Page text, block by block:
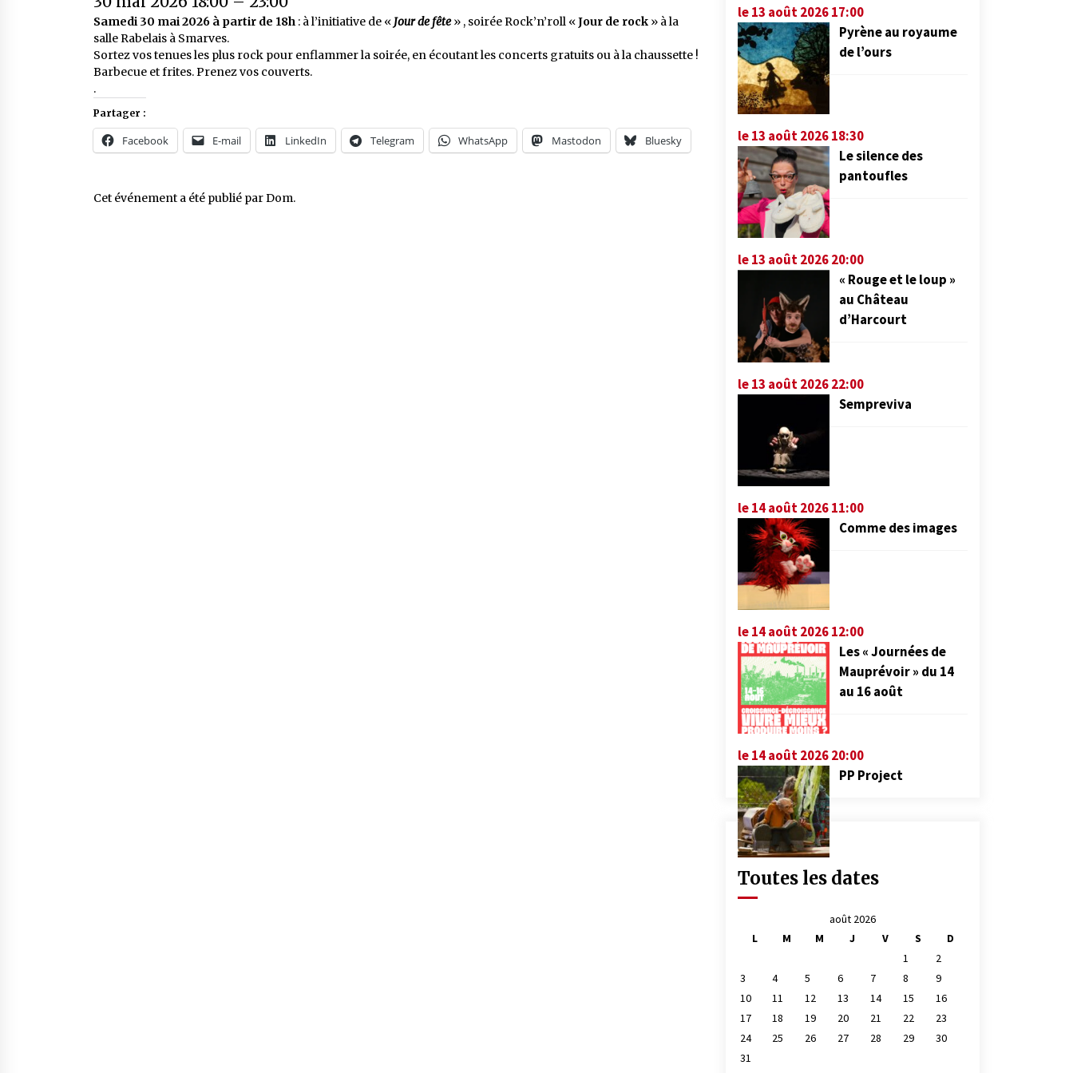
Samedi 30 mai 2026 à partir de 18h : à l’initiative de « Jour de fête» , soirée Rock’n’roll «Jour de rock » à la
salle Rabelais à Smarves.
Sortez vos tenues les plus rock pour enflammer la soirée, en écoutant les concerts gratuits ou à la chaussette !
Barbecue et frites. Prenez vos couverts.
.
Partager :
Facebook E-mail LinkedIn Telegram WhatsApp Mastodon Bluesky
Cet événement a été publié parDom.
le 13 août 2026 17:00
Pyrène au royaume
de l’ours
le 13 août 2026 18:30
Le silence des
pantoufles
le 13 août 2026 20:00
« Rouge et le loup »
au Château
d’Harcourt
le 13 août 2026 22:00
Sempreviva
le 14 août 2026 11:00
Comme des images
le 14 août 2026 12:00
Les « Journées de
Mauprévoir » du 14
au 16 août
le 14 août 2026 20:00
PP Project
Toutes les dates
août 2026
L
M M J V S
D
1
2
3
4 5 6 7 8
9
10
11 12 13 14 15
16
17
18 19 20 21 22
23
24
25 26 27 28 29
30
31